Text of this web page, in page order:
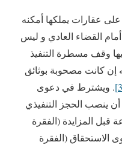
عقارات يملكها أمكنه
القضاء العادي و ليس
وقف مسطرة التنفيذ
إن كانت مصحوبة بوثائق
. ويشترط في دعوى
ينصب الحجز التنفيذي
قبل المزايدة (الفقرة
الاستحقاق (الفقرة